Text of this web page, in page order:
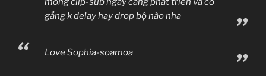
gắng k delay hay drop bộ nào nha
Love Sophia-soamoa